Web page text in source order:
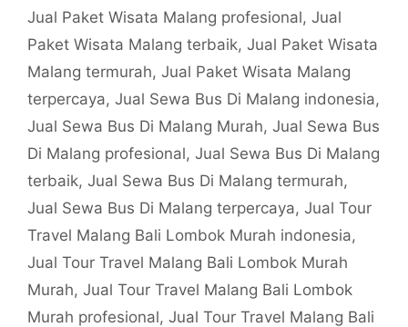
Jual Paket Wisata Malang profesional, Jual
Paket Wisata Malang terbaik, Jual Paket Wisata
Malang termurah, Jual Paket Wisata Malang
terpercaya, Jual Sewa Bus Di Malang indonesia,
Jual Sewa Bus Di Malang Murah, Jual Sewa Bus
Di Malang profesional, Jual Sewa Bus Di Malang
terbaik, Jual Sewa Bus Di Malang termurah,
Jual Sewa Bus Di Malang terpercaya, Jual Tour
Travel Malang Bali Lombok Murah indonesia,
Jual Tour Travel Malang Bali Lombok Murah
Murah, Jual Tour Travel Malang Bali Lombok
Murah profesional, Jual Tour Travel Malang Bali